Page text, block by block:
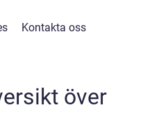
Kontakta oss
över